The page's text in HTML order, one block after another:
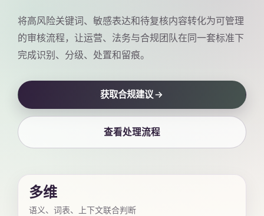
将高风险关键词、敏感表达和待复核内容转化为可管理
的审核流程，让运营、法务与合规团队在同一套标准下
完成识别、分级、处置和留痕。
获取合规建议
查看处理流程
多维
语义、词表、上下文联合判断